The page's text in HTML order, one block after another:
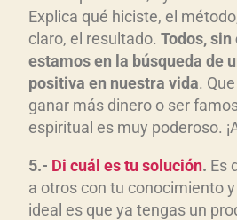
Explica qué hiciste, el
claro, el resultado. Todos,
estamos en la búsqueda de
positiva en nuestra vida.
ganar más dinero o ser
espiritual es muy poderoso.
5.- Di cuál es tu solución. Es
a otros con tu conocimiento
ideal es que ya tengas un